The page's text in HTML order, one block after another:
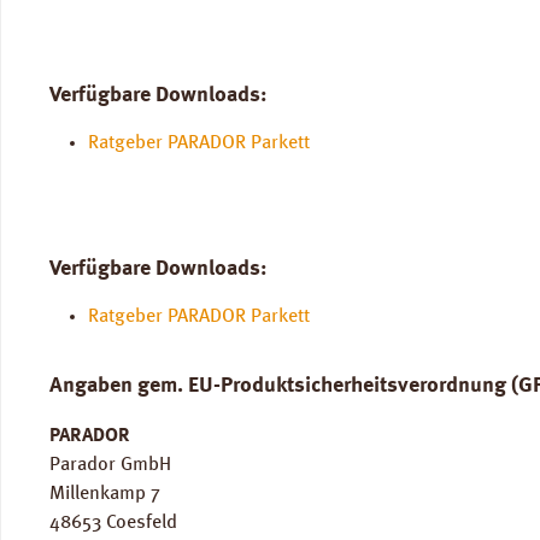
Verfügbare Downloads:
Ratgeber PARADOR Parkett
Verfügbare Downloads:
Ratgeber PARADOR Parkett
Angaben gem. EU-Produktsicherheitsverordnung
PARADOR
Parador GmbH
Millenkamp 7
48653 Coesfeld